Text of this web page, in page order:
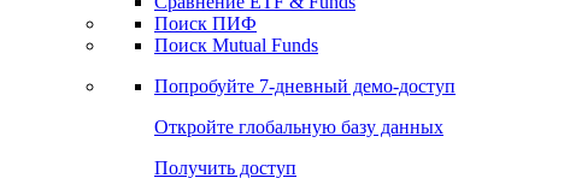
Получить доступ
ETF & Funds
Поиск ETF & Funds
Сравнение ETF & Funds
Поиск ПИФ
Поиск Mutual Funds
Попробуйте7-дневный